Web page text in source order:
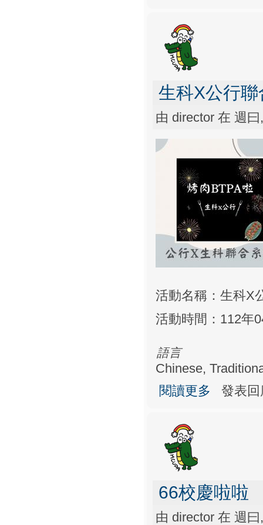
生科X公行聯
由 director在 週曰
活動名稱：生科X
活動時間：112年
語言
Chinese,
閱讀更多
關於生科X公行
發表
66校慶啦啦
由 director在 週曰